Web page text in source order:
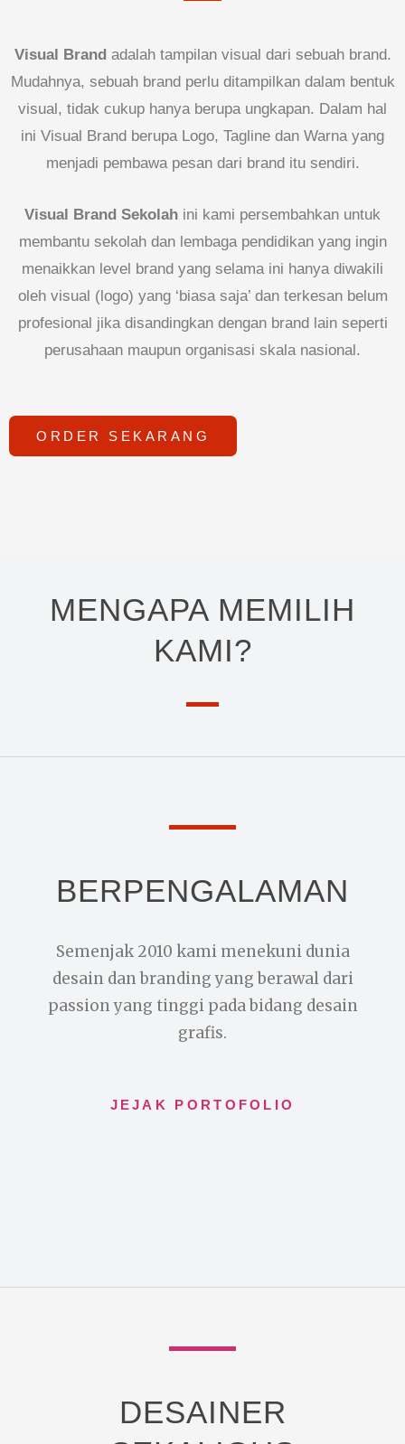
Visual Brandadalah tampilan visual dari sebuah brand.
Mudahnya, sebuah brand perlu ditampilkan dalam bentuk
visual, tidak cukup hanya berupa ungkapan. Dalam hal
ini Visual Brand berupa Logo, Tagline dan Warna yang
menjadi pembawa pesan dari brand itu sendiri.
Visual Brand Sekolah ini kami persembahkan untuk
membantu sekolah dan lembaga pendidikan yang ingin
menaikkan level brand yang selama ini hanya diwakili
oleh visual (logo) yang ‘biasa saja’ dan terkesan belum
profesional jika disandingkan dengan brand lain seperti
perusahaan maupun organisasi skala nasional.
ORDER SEKARANG
MENGAPA MEMILIH
KAMI?
BERPENGALAMAN
Semenjak 2010 kami menekuni dunia
desain dan branding yang berawal dari
passion yang tinggi pada bidang desain
grafis.
JEJAK PORTOFOLIO
DESAINER